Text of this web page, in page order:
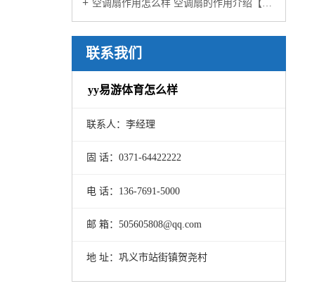
空调扇作用怎么样 空调扇的作用介绍【详解】
联系我们
yy易游体育怎么样
联系人：李经理
固 话：0371-64422222
电 话：136-7691-5000
邮 箱：505605808@qq.com
地 址：巩义市站街镇贺尧村